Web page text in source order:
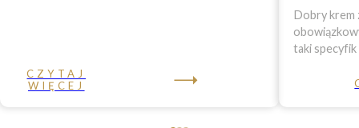
CZYTAJ
WIĘCEJ
Dobry krem
taki specyfik